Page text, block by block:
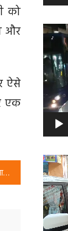
को
और
ऐसे
एक
चंदा चोर, गद्दी चोर नहीं चाहिए – ईमानदार नेतृत्व का संकल्प | राष्ट्रीय सुरक्षा पार्टी
Video
Player
Video
Player